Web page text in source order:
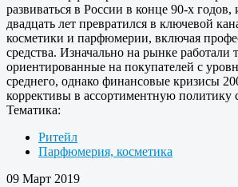
развиваться в России в конце 90-х годов,
двадцать лет превратился в ключевой
косметики и парфюмерии, включая
средства. Изначально на рынке работали
ориентированные на покупателей с
среднего, однако финансовые кризисы
коррективы в ассортиментную политику
Тематика:
Ритейл
Парфюмерия, косметика
09 Март 2019